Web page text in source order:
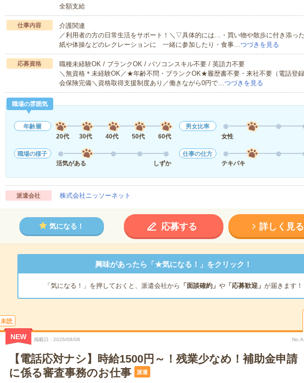
全額支給
仕事内容
介護関連
／利用者の方の日常生活をサポート！＼▽具体的には…・買い物や散歩に付き添っ
紙や体操などのレクレーションに 一緒に参加したり・食事…つづきを見る
応募資格
職種未経験OK / ブランクOK / パソコンスキル不要 / 英語力不要
＼無資格＊未経験OK／★年齢不問・ブランクOK★履歴書不要・来社不要（電話登
会保険完備＼資格取得支援制度あり／働きながら0円で…つづきを見る
職場の雰囲気
年齢層
20代
30代 40代 50代 60代
男女比率
女性
職場の様子
活気がある
しずか
仕事の仕方
テキパキ
派遣会社 株式会社ニッソーネット
気になる！ 応募する 詳しく見る
興味があったら「★気になる！」をクリック！
「気になる！」を押しておくと、派遣会社から 「面談確約」 や「応募歓迎」 が届きます！
未読
NEW 掲載日 2026/08/08
【電話応対ナシ】時給1500円～！残業少なめ！補助金申請
に係る審査事務のお仕事
派遣